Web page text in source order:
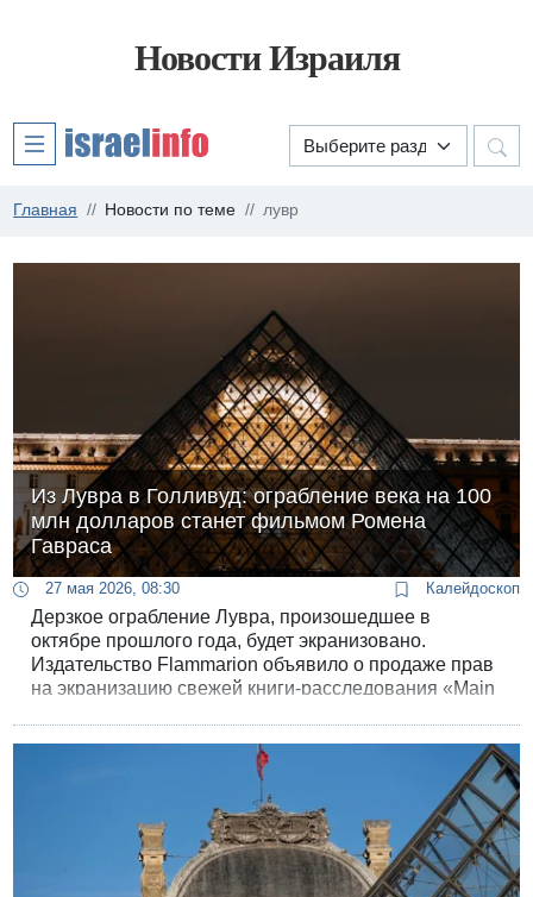
Новости Израиля
Главная Новости по теме лувр
Из Лувра в Голливуд: ограбление века на 100
млн долларов станет фильмом Ромена
Гавраса
27 мая 2026, 08:30 Калейдоскоп
Дерзкое ограбление Лувра, произошедшее в
октябре прошлого года, будет экранизовано.
Издательство Flammarion объявило о продаже прав
на экранизацию свежей книги-расследования «Main
художественный фильм и документальный сериал.